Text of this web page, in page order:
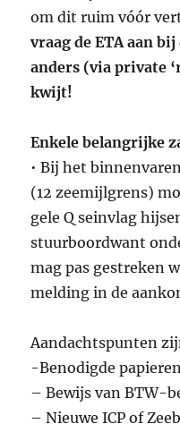
om dit ruim vóór
vraag de ETA aan
anders (via private
kwijt!
Enkele belangrijke
• Bij het
(12 zeemijlgrens)
gele Q seinvlag
stuurboordwant
mag pas gestreken
melding in de
Aandachtspunten
-Benodigde
– Bewijs van BTW-
– Nieuwe ICP of